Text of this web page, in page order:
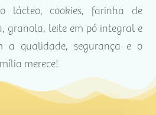
lácteo, cookies, farinha de
granola, leite em pó integral e
a qualidade, segurança e o
merece!